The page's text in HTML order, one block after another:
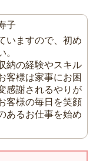
子
いますので、初め
。
納の経験やスキル
客様は家事にお困
感謝されるやりが
客様の毎日を笑顔
あるお仕事を始め